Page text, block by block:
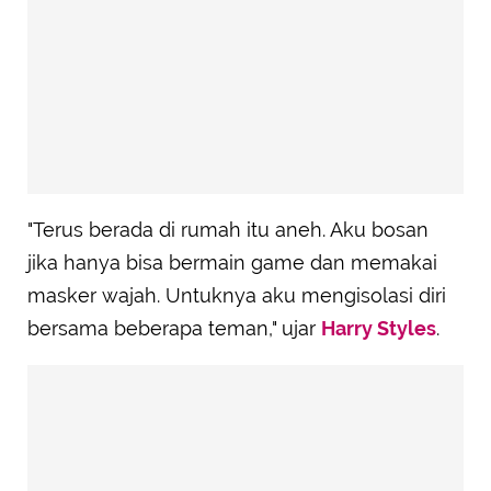
"Terus berada di rumah itu aneh. Aku bosan
jika hanya bisa bermain game dan memakai
masker wajah. Untuknya aku mengisolasi diri
bersama beberapa teman," ujar Harry Styles.